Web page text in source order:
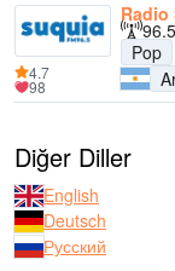
Radio
Pop
4.7
98
Diğer Diller
English
Deutsch
Русский